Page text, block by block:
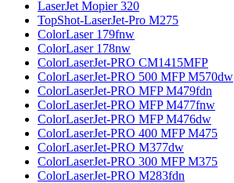
LaserJet Mopier 320
TopShot-LaserJet-Pro M275
ColorLaser 179fnw
ColorLaser 178nw
ColorLaserJet-PRO CM1415MFP
ColorLaserJet-PRO 500 MFP M570dw
ColorLaserJet-PRO MFP M479fdn
ColorLaserJet-PRO MFP M477fnw
ColorLaserJet-PRO MFP M476dw
ColorLaserJet-PRO 400 MFP M475
ColorLaserJet-PRO M377dw
ColorLaserJet-PRO 300 MFP M375
ColorLaserJet-PRO M283fdn